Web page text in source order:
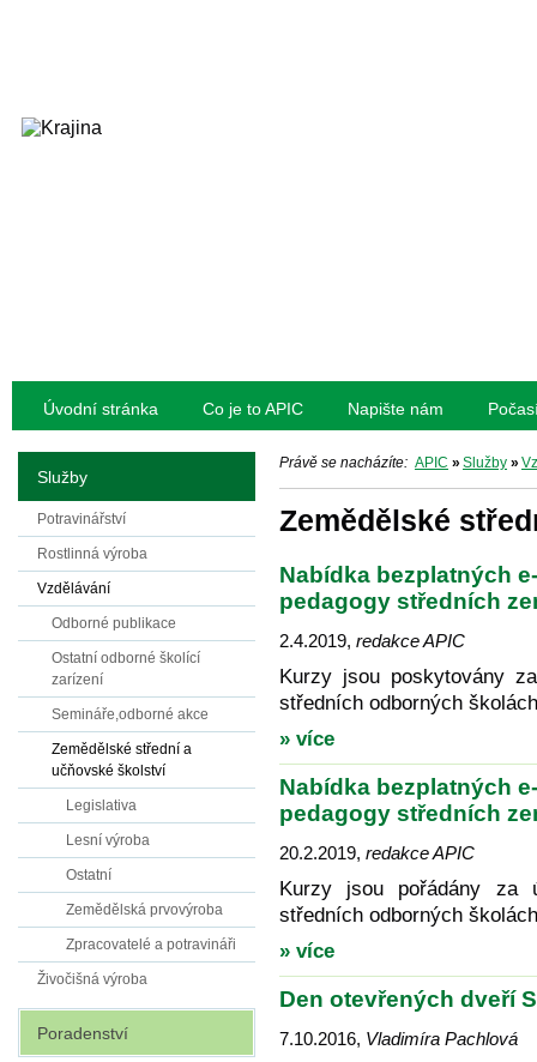
Úvodní stránka Co je to APIC Napište nám
Právě se nacházíte: APIC » Služby »
Zemědělské
Nabídka bezplatných
pedagogy středních
2.4.2019, redakce APIC
Kurzy jsou poskytovány
středních odborných
» více
Nabídka bezplatných
pedagogy středních
20.2.2019, redakce APIC
Kurzy jsou pořádány za
středních odborných
» více
Den otevřených dveří
7.10.2016, Vladimíra Pachlová
Služby
Potravinářství
Rostlinná výroba
Vzdělávání
Odborné publikace
Ostatní odborné školící
zarízení
Semináře,odborné akce
Zemědělské střední a
učňovské školství
Legislativa
Lesní výroba
Ostatní
Zemědělská prvovýroba
Zpracovatelé a potravináři
Živočišná výroba
Poradenství